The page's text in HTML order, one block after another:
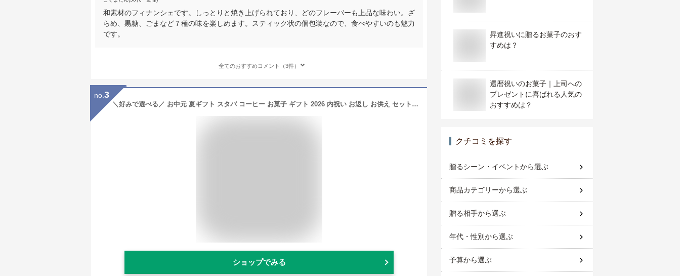
和素材のフィナンシェです。しっとりと焼き上げられており、どのフレーバーも上品な味わい。ざ
らめ、黒糖、ごまなど７種の味を楽しめます。スティック状の個包装なので、食べやすいのも魅力
です。
全てのおすすめコメント（3件）
no. 3
＼好みで選べる／ お中元 夏ギフト スタバ コーヒー お菓子 ギフト 2026 内祝い お返し お供え セット スイーツ 3個入 出産内祝い 結婚内祝い スタバギフト 早割 快気祝い 送料無料 香典返し おしゃれ スターバックス コーヒーギフト 女性 洋菓子 (あす楽)
ショップでみる
昇進祝いに贈るお菓子のおす
すめは？
還暦祝いのお菓子｜上司への
プレゼントに喜ばれる人気の
おすすめは？
クチコミを探す
贈るシーン・イベントから選ぶ
商品カテゴリーから選ぶ
贈る相手から選ぶ
年代・性別から選ぶ
予算から選ぶ